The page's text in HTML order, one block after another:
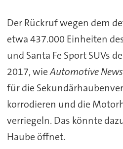
Der Rückruf wegen dem
etwa 437.000 Einheiten
und Santa Fe Sport SUVs
2017, wieAutomotiveNews
für die
korrodieren und die
verriegeln. Das könnte
Haube öffnet.